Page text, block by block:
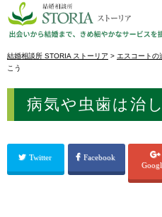
結婚相談所 STORIA ストーリア > エスコートの
こう
病気や虫歯は治
Twitter
Facebook